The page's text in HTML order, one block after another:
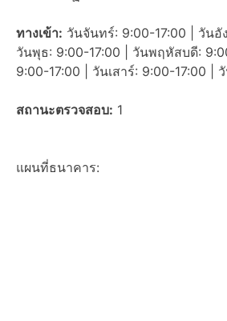
ทางเข้า: วันจันทร์: 9:00-17:00 | วันอั
วันพุธ: 9:00-17:00 | วันพฤหัสบดี:
9:00-17:00 | วันเสาร์: 9:00-17:00 |
สถานะตรวจสอบ: 1
แผนที่ธนาคาร: